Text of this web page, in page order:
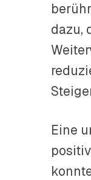
dazu,
Eine